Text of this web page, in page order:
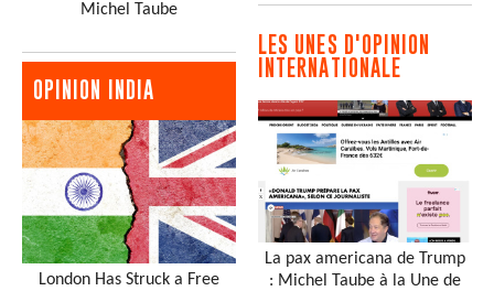
Michel Taube
OPINION INDIA
London Has Struck a Free
LES UNES D'OPINION
INTERNATIONALE
La pax americana de Trump
: Michel Taube à la Une de